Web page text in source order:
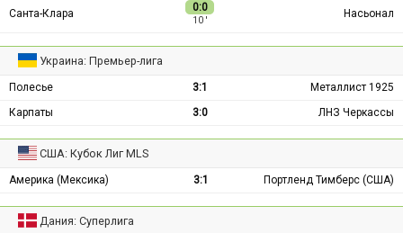
Санта-Клара 0:0
10 ′
Насьонал
Украина: Премьер-лига
Полесье 3:1
Металлист 1925
Карпаты
3:0 ЛНЗ Черкассы
США: Кубок Лиг MLS
Америка (Мексика) 3:1 Портленд Тимберс (США)
Дания: Суперлига